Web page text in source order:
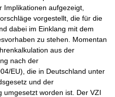
Implikationen aufgezeigt,
vorgestellt, die für die
dabei im Einklang mit dem
zu stehen. Momentan
aus der
nach der
EU), die in Deutschland unter
und der
umgesetzt worden ist. Der VZI